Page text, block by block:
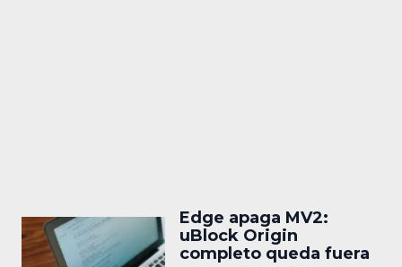
Edge apaga MV2:
uBlock Origin
completo queda fuera